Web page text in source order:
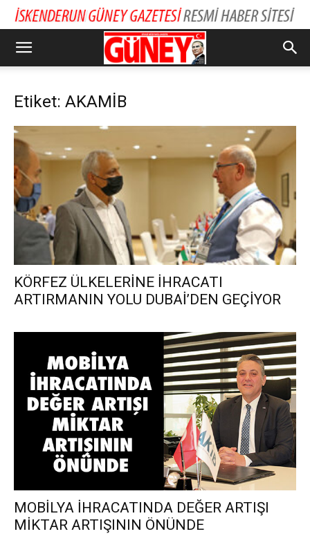
Etiket: AKAMİB
KÖRFEZ ÜLKELERİNE İHRACATI
ARTIRMANIN YOLU DUBAİ’DEN GEÇİYOR
MOBİLYA İHRACATINDA DEĞER ARTIŞI
MİKTAR ARTIŞININ ÖNÜNDE